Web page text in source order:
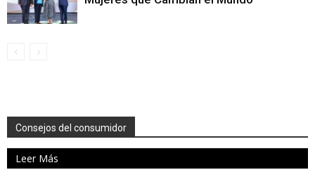
Consejos del consumidor
Leer Más